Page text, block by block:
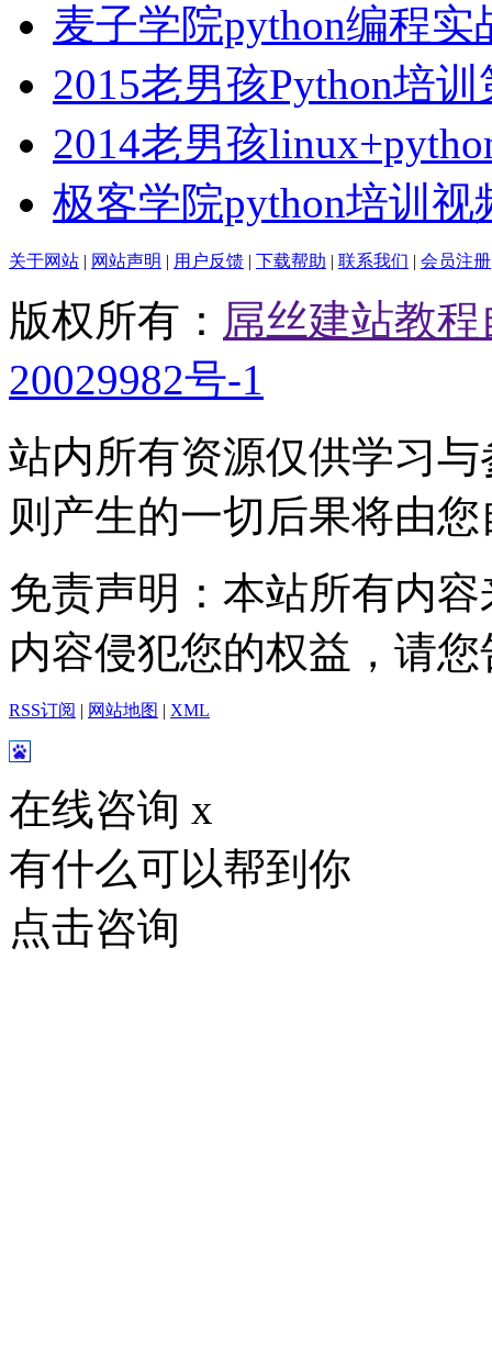
麦子学院python编程实
2015老男孩Python培
2014老男孩
极客学院python培训视
关于网站 | 网站声明 | 用户反馈 | 下载帮助 | 联系我们 | 会员注册
版权所有： 屌丝建站教
20029982号-1
站内所有资源仅供学习
则产生的一切后果将由
免责声明：本站所有内
内容侵犯您的权益，请
RSS订阅 | 网站地图 | XML
在线咨询 x
有什么可以帮到你
点击咨询